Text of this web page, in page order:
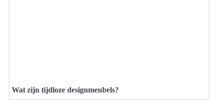
Wat zijn tijdloze designmeubels?